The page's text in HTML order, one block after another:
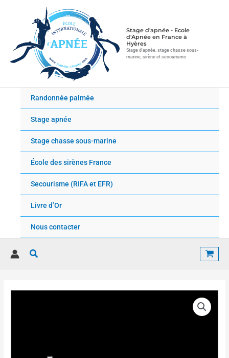
Stage d'apnée - Ecole
d'Apnée en France à
Hyères
Stage d'apnée, stage chasse sous-
marine, sirène et secourisme
Randonnée palmée
Stage apnée
Stage chasse sous-marine
École des sirènes France
Secourisme (RIFA et EFR)
Livre d’Or
Nous contacter
Rechercher